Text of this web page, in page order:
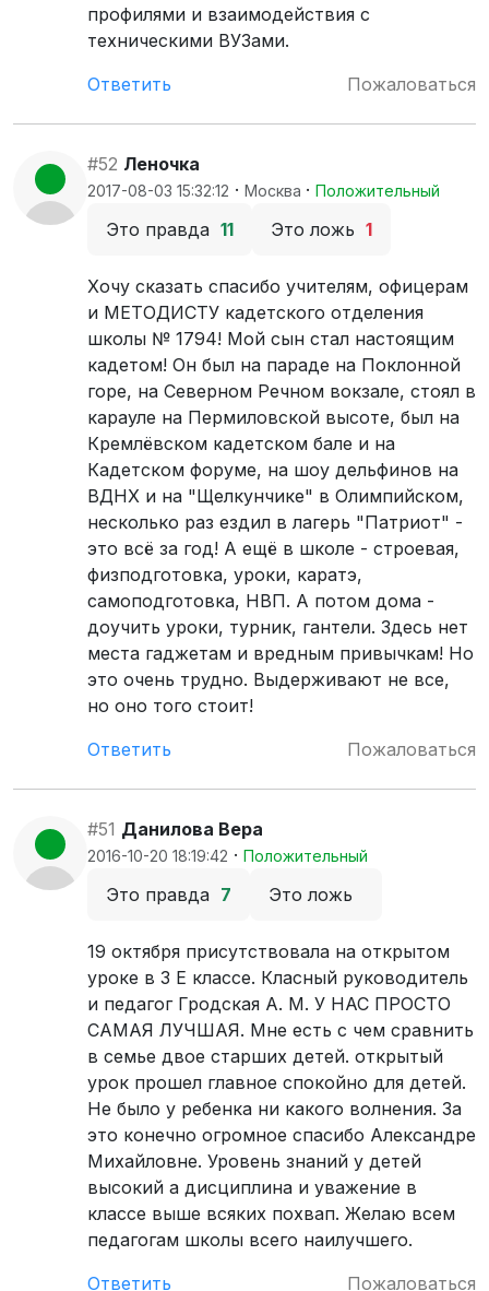
профилями и взаимодействия с
техническими ВУЗами.
Ответить
Пожаловаться
#52 Леночка
2017-08-03 15:32:12 · Москва · Положительный
Это правда 11 Это ложь 1
Хочу сказать спасибо учителям, офицерам
и МЕТОДИСТУ кадетского отделения
школы № 1794! Мой сын стал настоящим
кадетом! Он был на параде на Поклонной
горе, на Северном Речном вокзале, стоял в
карауле на Пермиловской высоте, был на
Кремлёвском кадетском бале и на
Кадетском форуме, на шоу дельфинов на
ВДНХ и на "Щелкунчике" в Олимпийском,
несколько раз ездил в лагерь "Патриот" -
это всё за год! А ещё в школе - строевая,
физподготовка, уроки, каратэ,
самоподготовка, НВП. А потом дома -
доучить уроки, турник, гантели. Здесь нет
места гаджетам и вредным привычкам! Но
это очень трудно. Выдерживают не все,
но оно того стоит!
Ответить
Пожаловаться
#51 Данилова Вера
2016-10-20 18:19:42 · Положительный
Это правда 7 Это ложь
19 октября присутствовала на открытом
уроке в 3 Е классе. Класный руководитель
и педагог Гродская А. М. У НАС ПРОСТО
САМАЯ ЛУЧШАЯ. Мне есть с чем сравнить
в семье двое старших детей. открытый
урок прошел главное спокойно для детей.
Не было у ребенка ни какого волнения. За
это конечно огромное спасибо Александре
Михайловне. Уровень знаний у детей
высокий а дисциплина и уважение в
классе выше всяких похвап. Желаю всем
педагогам школы всего наилучшего.
Ответить
Пожаловаться